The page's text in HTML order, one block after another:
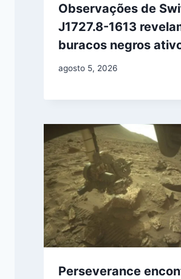
Observações de
J1727.8-1613
buracos negros
agosto 5, 2026
Perseverance